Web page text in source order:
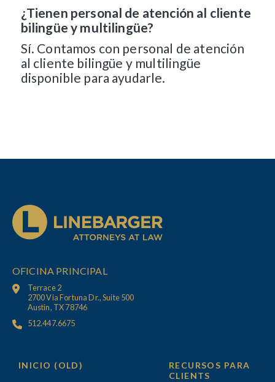
¿Tienen personal de atención al cliente
bilingüe y multilingüe?
Sí. Contamos con personal de atención
al cliente bilingüe y multilingüe
disponible para ayudarle.
OFICINA PRINCIPAL
Terrace 2
2700 Via Fortuna Dr., Suite 500
Austin, TX 78746
512.447.6675
INICIO (OLD)
RECURSOS PARA
CLIENTS